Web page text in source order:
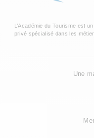
L’Académie du Tourisme est
privé spécialisé dans les
Une